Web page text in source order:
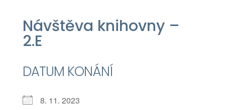
Návštěva knihovny –
2.E
DATUM KONÁNÍ
8. 11. 2023